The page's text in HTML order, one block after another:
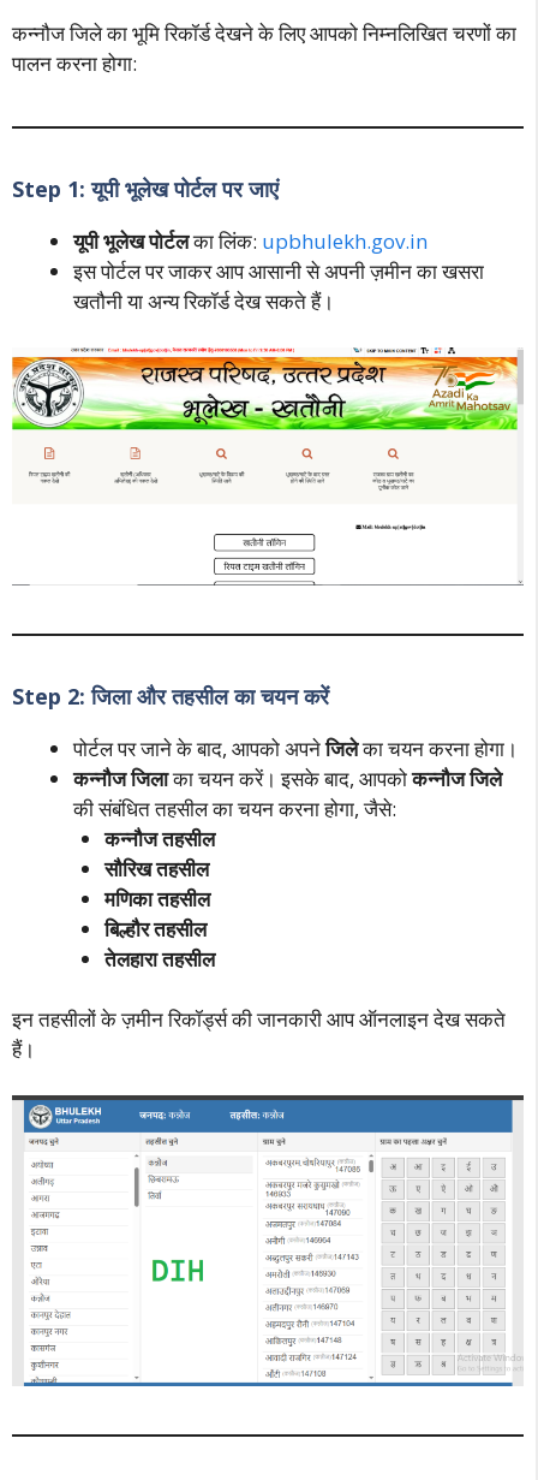
कन्नौज जिले का भूमि रिकॉर्ड देखने के लिए आपको निम्नलिखित चरणों का
पालन करना होगा:
Step 1: यूपी भूलेख पोर्टल पर जाएं
यूपी भूलेख पोर्टलका लिंक: upbhulekh.gov.in
इस पोर्टल पर जाकर आप आसानी से अपनी ज़मीन का खसरा
खतौनी या अन्य रिकॉर्ड देख सकते हैं।
Step 2: जिला और तहसील का चयन करें
पोर्टल पर जाने के बाद, आपको अपनेजिलेका चयन करना होगा।
कन्नौज जिलाका चयन करें। इसके बाद, आपकोकन्नौज जिले
की संबंधित तहसील का चयन करना होगा, जैसे:
कन्नौज तहसील
सौरिख तहसील
मणिका तहसील
बिल्हौर तहसील
तेलहारा तहसील
इन तहसीलों के ज़मीन रिकॉर्ड्स की जानकारी आप ऑनलाइन देख सकते
हैं।